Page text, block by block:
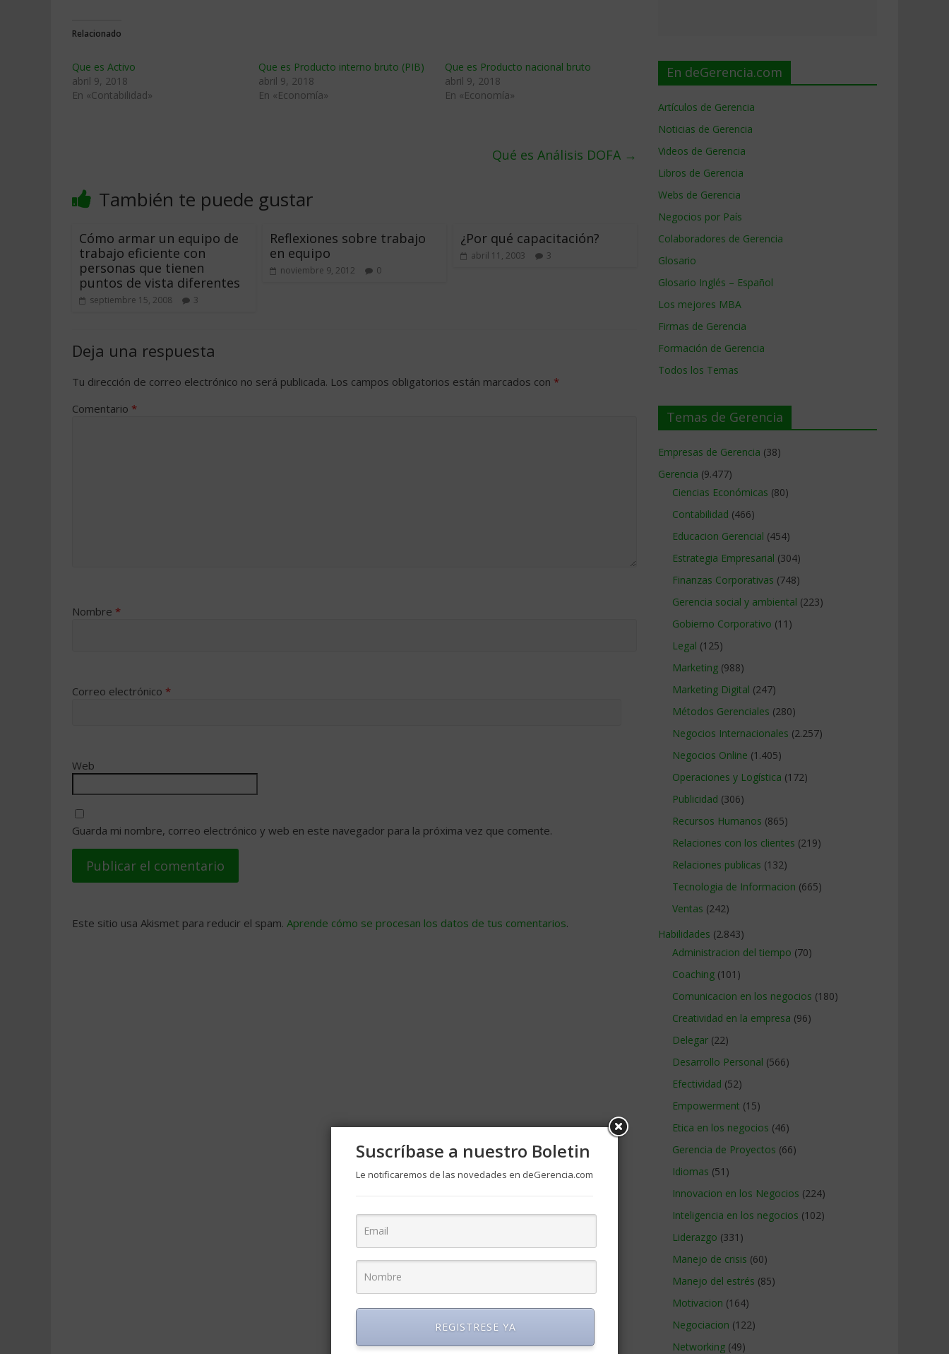
Relacionado
Que es Activo
abril 9, 2018
En «Contabilidad»
Que es Producto interno bruto (PIB)
abril 9, 2018
En «Economía»
Que es Producto nacional bruto
abril 9, 2018
En «Economía»
Qué es Análisis DOFA →
También te puede gustar
Cómo armar un equipo de
trabajo eficiente con
personas que tienen
puntos de vista diferentes
septiembre 15, 2008 3
Reflexiones sobre trabajo
en equipo
noviembre 9, 2012 0
¿Por qué capacitación?
abril 11, 2003 3
Deja una respuesta
Tu dirección de correo electrónico no será publicada. Los campos obligatorios están marcados con *
Comentario *
Nombre *
Correo electrónico *
Web
Guarda mi nombre, correo electrónico y web en este navegador para la próxima vez que comente.
Este sitio usa Akismet para reducir el spam. Aprende cómo se procesan los datos de tus comentarios.
En deGerencia.com
Artículos de Gerencia
Noticias de Gerencia
Videos de Gerencia
Libros de Gerencia
Webs de Gerencia
Negocios por País
Colaboradores de Gerencia
Glosario
Glosario Inglés – Español
Los mejores MBA
Firmas de Gerencia
Formación de Gerencia
Todos los Temas
Temas de Gerencia
Empresas de Gerencia (38)
Gerencia (9.477)
Ciencias Económicas (80)
Contabilidad (466)
Educacion Gerencial (454)
Estrategia Empresarial (304)
Finanzas Corporativas (748)
Gerencia social y ambiental (223)
Gobierno Corporativo (11)
Legal (125)
Marketing (988)
Marketing Digital (247)
Métodos Gerenciales (280)
Negocios Internacionales (2.257)
Negocios Online (1.405)
Operaciones y Logística (172)
Publicidad (306)
Recursos Humanos (865)
Relaciones con los clientes (219)
Relaciones publicas (132)
Tecnologia de Informacion (665)
Ventas (242)
Habilidades (2.843)
Administracion del tiempo (70)
Coaching (101)
Comunicacion en los negocios (180)
Creatividad en la empresa (96)
Delegar (22)
Desarrollo Personal (566)
Efectividad (52)
Empowerment (15)
Etica en los negocios (46)
Gerencia de Proyectos (66)
Idiomas (51)
Innovacion en los Negocios (224)
Inteligencia en los negocios (102)
Liderazgo (331)
Manejo de crisis (60)
Manejo del estrés (85)
Motivacion (164)
Negociacion (122)
Networking (49)
Suscríbase a nuestro Boletin
Le notificaremos de las novedades en deGerencia.com
REGISTRESE YA